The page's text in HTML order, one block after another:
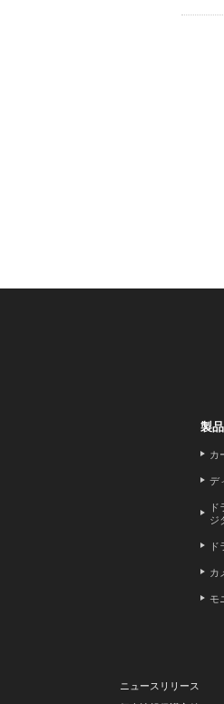
製
カ
デ
ジ
カ
モ
ニュースリリース